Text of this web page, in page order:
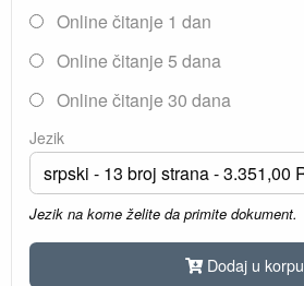
Online čitanje 1 dan
Online čitanje 5 dana
Online čitanje 30 dana
Jezik
Jezik na kome želite da primite dokument.
Dodaj u korpu